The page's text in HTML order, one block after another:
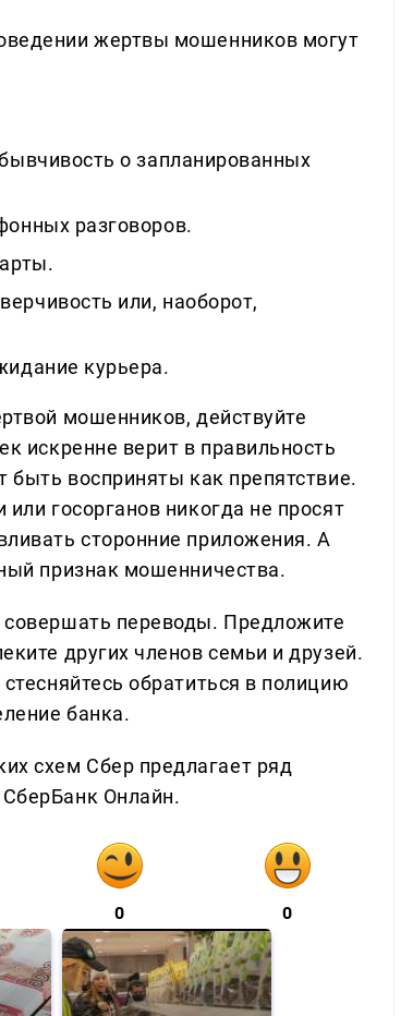
жертвы мошенников могут
о запланированных
разговоров.
или, наоборот,
курьера.
мошенников, действуйте
искренне верит в правильность
быть восприняты как препятствие.
госорганов никогда не просят
сторонние приложения. А
признак мошенничества.
совершать переводы. Предложите
других членов семьи и друзей.
обратиться в полицию
банка.
схем Сбер предлагает ряд
Онлайн.
0 0